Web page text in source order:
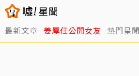
最新文章 姜厚任公開女友 熱門星聞